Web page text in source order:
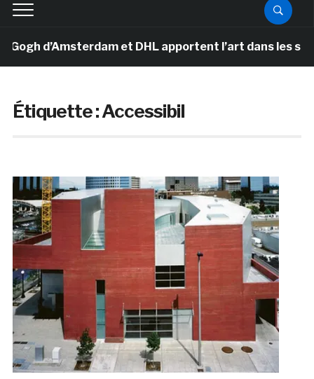
d’Amsterdam et DHL apportent l’art dans les salles
Étiquette :Accessibil